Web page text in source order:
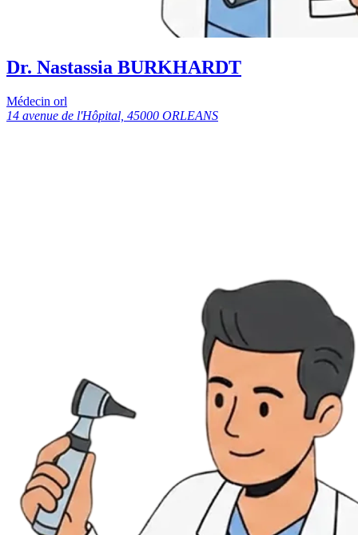
Dr. Nastassia BURKHARDT
Médecin orl
14 avenue de l'Hôpital, 45000 ORLEANS